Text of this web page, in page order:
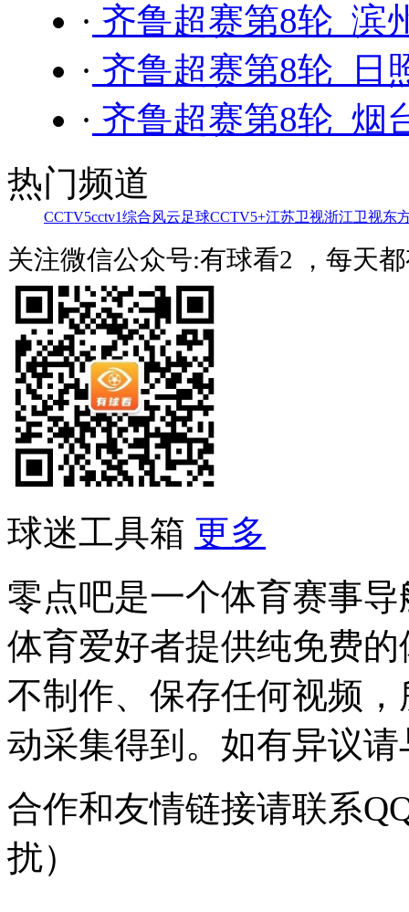
· 齐鲁超赛第8轮 滨
· 齐鲁超赛第8轮 日
· 齐鲁超赛第8轮 烟
热门频道
CCTV5cctv1综合风云足球CCTV5+江苏卫视浙江卫视东
关注微信公众号:有球看2 ，每天
球迷工具箱 更多
零点吧是一个体育赛事
体育爱好者提供纯免费
不制作、保存任何视频
动采集得到。如有异议
合作和友情链接请联系
扰）